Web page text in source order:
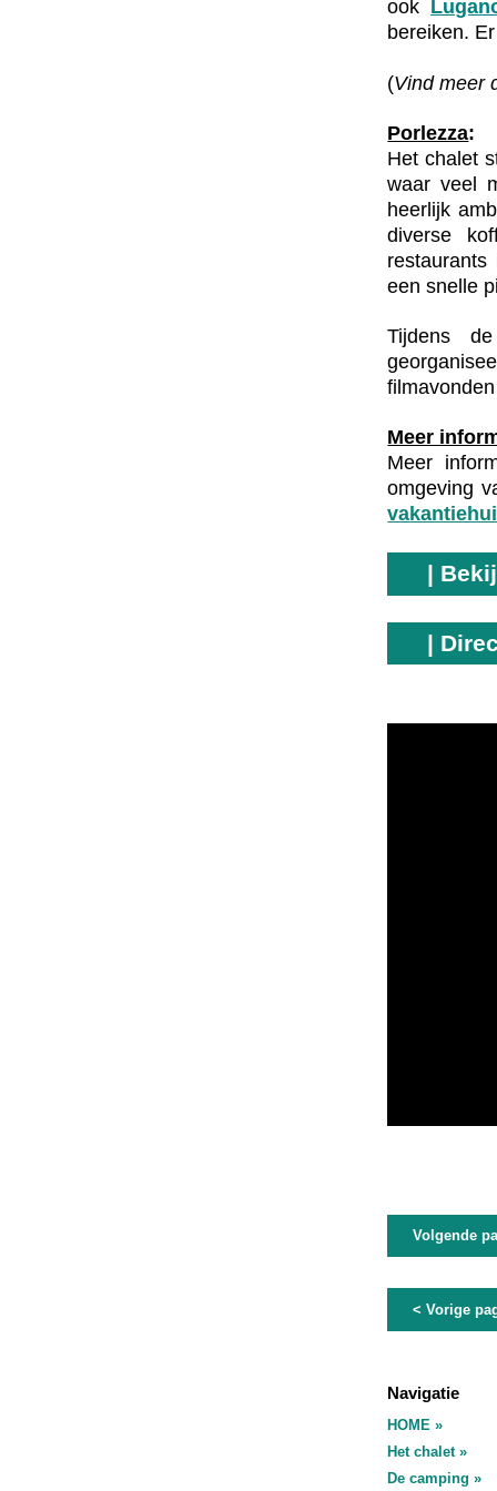
ook
bereiken.
(Vind meer
Porlezza:
Het chalet
waar veel
heerlijk
diverse
een snelle
Tijdens
Meer
Meer
omgeving
|
|
Volgende
< Vorige
Navigatie
HOME
Het chalet
De camping